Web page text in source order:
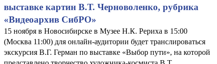
выставке картин В.Т. Черноволенко, рубрика
«Видеоархив СибРО»
15 ноября в Новосибирске в Музее Н.К. Рериха в 15:00
(Москва 11:00) для онлайн-аудитории будет транслироваться
экскурсия В.Г. Герман по выставке «Выбор пути», на которой